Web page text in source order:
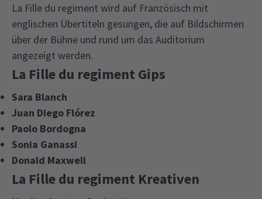
La Fille du regiment wird auf Französisch mit
englischen Übertiteln gesungen, die auf Bildschirmen
über der Bühne und rund um das Auditorium
angezeigt werden.
La Fille du regiment Gips
Sara Blanch
Juan Diego Flórez
Paolo Bordogna
Sonia Ganassi
Donald Maxwell
La Fille du regiment Kreativen